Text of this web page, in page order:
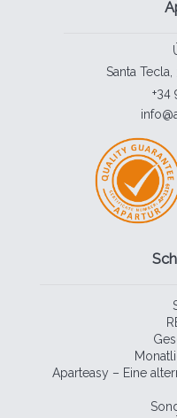
Santa
+34
Aparteasy – Eine